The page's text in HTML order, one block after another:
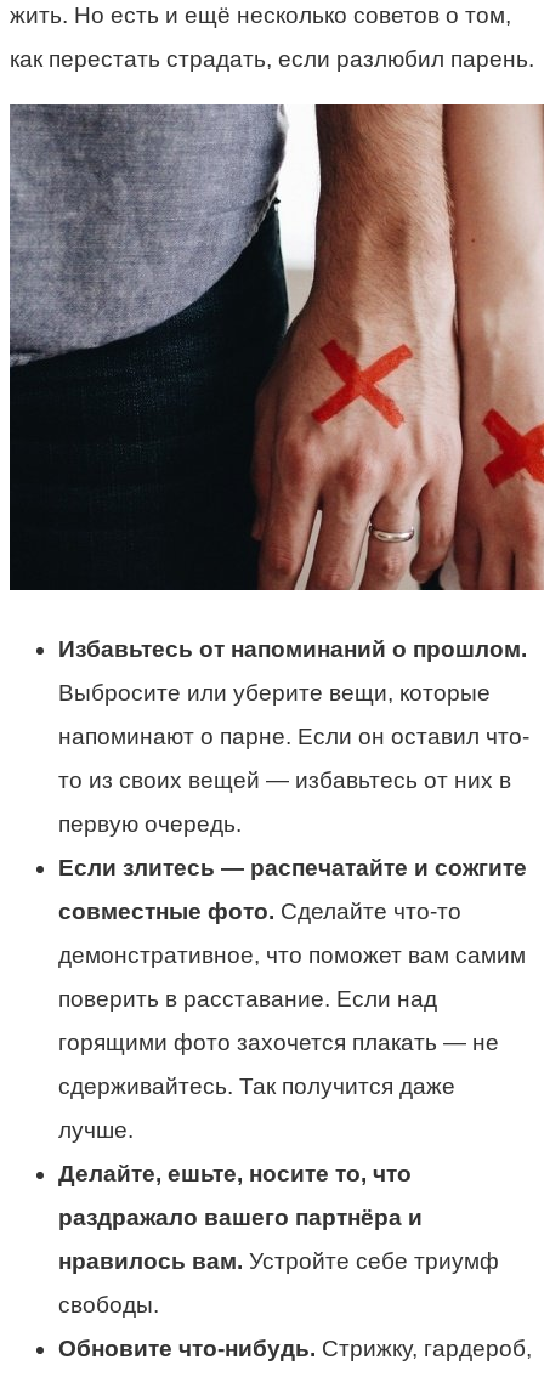
жить. Но есть и ещё несколько советов о том,
как перестать страдать, если разлюбил парень.
Избавьтесь от напоминаний о прошлом.
Выбросите или уберите вещи, которые
напоминают о парне. Если он оставил что-
то из своих вещей — избавьтесь от них в
первую очередь.
Если злитесь — распечатайте и сожгите
совместные фото. Сделайте что-то
демонстративное, что поможет вам самим
поверить в расставание. Если над
горящими фото захочется плакать — не
сдерживайтесь. Так получится даже
лучше.
Делайте, ешьте, носите то, что
раздражало вашего партнёра и
нравилось вам. Устройте себе триумф
свободы.
Обновите что-нибудь. Стрижку, гардероб,